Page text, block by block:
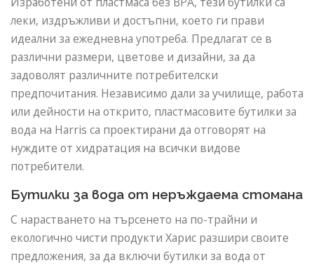
леки, издръжливи и достъпни, което ги прави
идеални за ежедневна употреба. Предлагат се в
различни размери, цветове и дизайни, за да
задоволят различните потребителски
предпочитания. Независимо дали за училище, работа
или дейности на открито, пластмасовите бутилки за
вода на Harris са проектирани да отговорят на
нуждите от хидратация на всички видове
потребители.
Бутилки за вода от неръждаема стомана
С нарастването на търсенето на по-трайни и
екологично чисти продукти Харис разшири своите
предложения, за да включи бутилки за вода от